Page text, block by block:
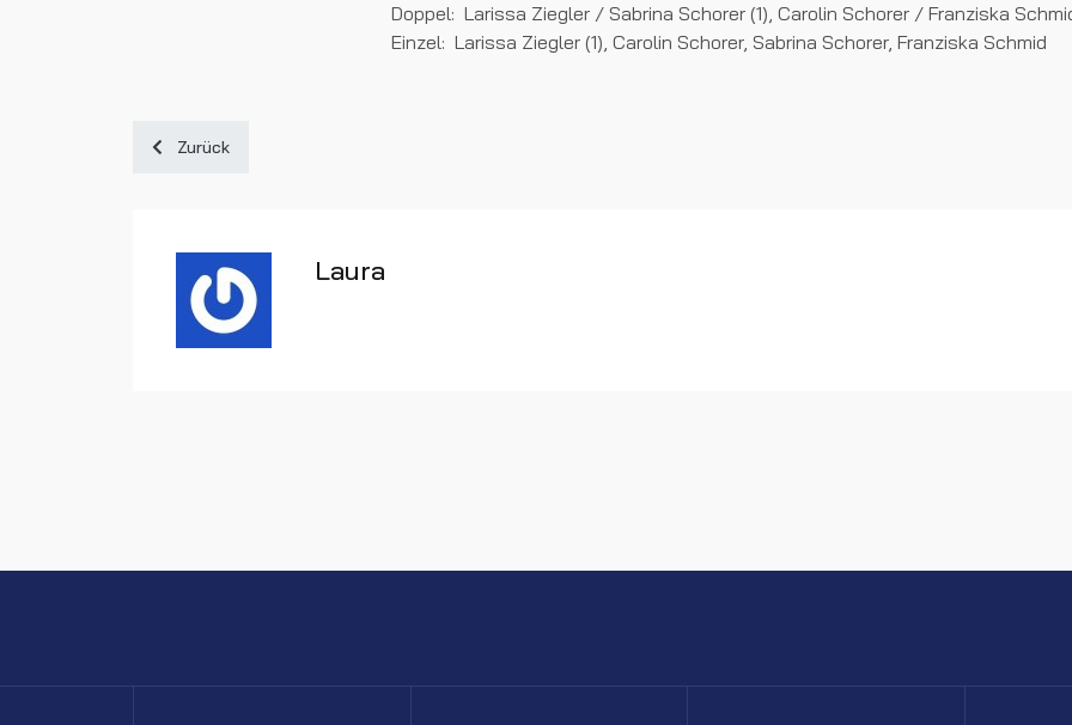
Doppel: Larissa Ziegler / Sabrina Schorer (1), Carolin Schorer / Franziska
Einzel: Larissa Ziegler (1), Carolin Schorer, Sabrina Schorer, Franziska Schmid
Vorheriger Beitrag: Untergröningen gewinnt in Deuchelried
Zurück
Laura